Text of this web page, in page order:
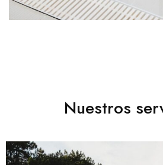
Nuestros